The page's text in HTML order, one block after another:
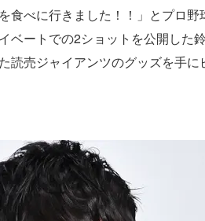
食べに行きました！！」とプロ
ベートでの2ショットを公開した
読売ジャイアンツのグッズを手に